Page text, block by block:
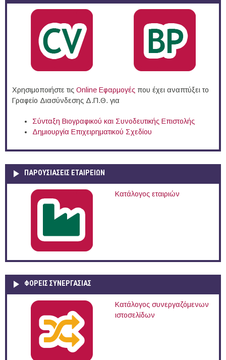
Χρησιμοποιήστε τις Online Eφαρμογές που έχει αναπτύξει το
Γραφείο Διασύνδεσης Δ.Π.Θ. για
Σύνταξη Βιογραφικού και Συνοδευτικής Επιστολής
Δημιουργία Επιχειρηματικού Σχεδίου
ΠΑΡΟΥΣΙΆΣΕΙΣ ΕΤΑΙΡΕΙΏΝ
Κατάλογος εταιριών
ΦΟΡΕΙΣ ΣΥΝΕΡΓΑΣΙΑΣ
Κατάλογος συνεργαζόμενων
ιστοσελίδων